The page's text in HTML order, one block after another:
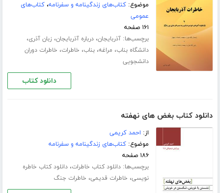
موضوع:کتاب‌های زندگینامه و سفرنامه،کتاب‌های
عمومی
۱۶۱ صفحه
برچسب‌ها:آذربایجان،درباره آذربایجان، زبان آذری،
دانشگاه بناب، مراغه،بناب، خاطرات، خاطرات دوران
دانشجویی
دانلود کتاب
دانلود کتاب بغض های نهفته
از: احمد کریمی
موضوع:کتاب‌های زندگینامه و سفرنامه
۱۸۶ صفحه
برچسب‌ها:دانلود کتاب خاطرات،دانلود کتاب خاطره
نویسی، خاطرات قدیمی، خاطرات جنگ